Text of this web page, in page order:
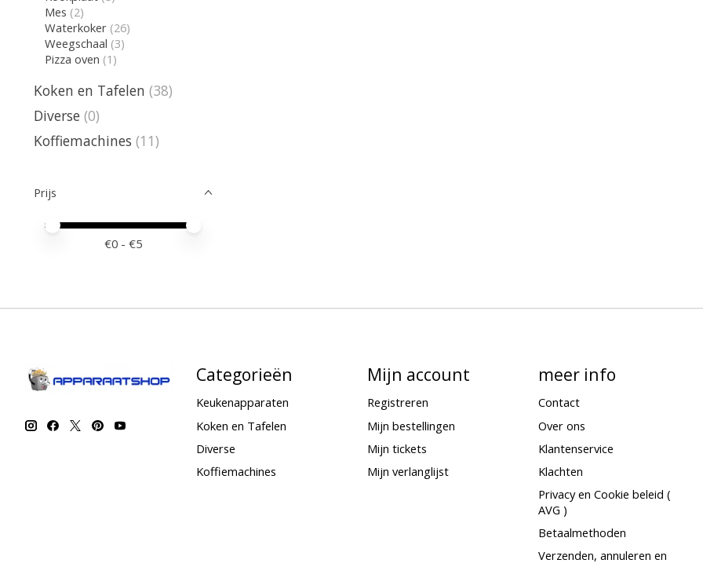
Mes (2)
Waterkoker (26)
Weegschaal (3)
Pizza oven (1)
Koken en Tafelen (38)
Diverse (0)
Koffiemachines (11)
Prijs
Minimale prijswaarde
Price maximum value
€0 - €5
Categorieën
Keukenapparaten
Koken en Tafelen
Diverse
Koffiemachines
Mijn account
Registreren
Mijn bestellingen
Mijn tickets
Mijn verlanglijst
meer info
Contact
Over ons
Klantenservice
Klachten
Privacy en Cookie beleid (
AVG )
Betaalmethoden
Verzenden, annuleren en